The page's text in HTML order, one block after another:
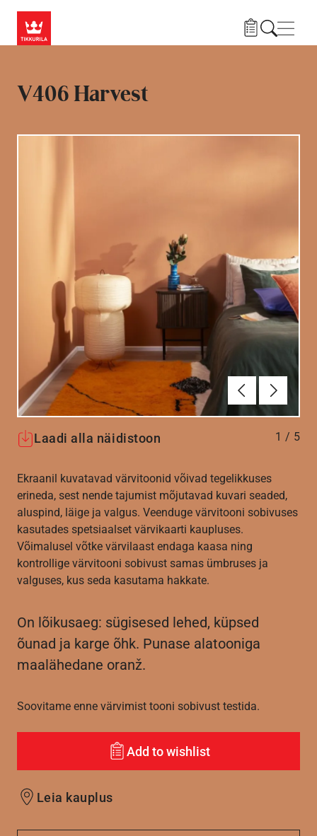
V406 Harvest
Eelmine
Laadi alla näidistoon 1 / 5
Ekraanil kuvatavad värvitoonid võivad tegelikkuses
erineda, sest nende tajumist mõjutavad kuvari seaded,
aluspind, läige ja valgus. Veenduge värvitooni sobivuses
kasutades spetsiaalset värvikaarti kaupluses.
Võimalusel võtke värvilaast endaga kaasa ning
kontrollige värvitooni sobivust samas ümbruses ja
valguses, kus seda kasutama hakkate.
On lõikusaeg: sügisesed lehed, küpsed
õunad ja karge õhk. Punase alatooniga
maalähedane oranž.
Soovitame enne värvimist tooni sobivust testida.
Add to wishlist
Leia kauplus